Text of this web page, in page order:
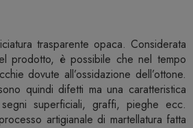
trasparente opaca. Considerata
prodotto, è possibile che nel tempo
dovute all’ossidazione dell’ottone.
quindi difetti ma una caratteristica
superficiali, graffi, pieghe ecc.
artigianale di martellatura fatta